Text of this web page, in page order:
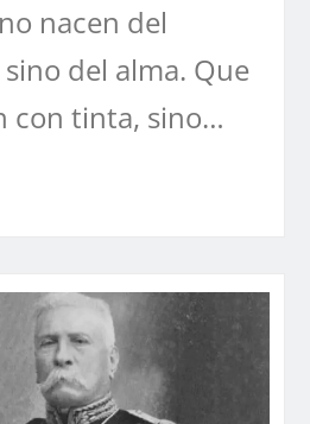
nacen del
del alma. Que
con tinta, sino…